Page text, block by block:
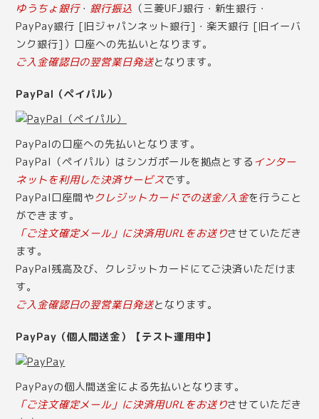
ゆうちょ銀行・ 銀行振込 （三菱UFJ銀行・新生銀行・
PayPay銀行 [旧ジャパンネット銀行]・楽天銀行 [旧イーバ
ンク銀行]）口座への先払いとなります。
ご入金確認日の翌営業日発送となります。
PayPal（ペイパル）
PayPalの口座への先払いとなります。
PayPal（ペイパル）はシンガポールを拠点とする インター
ネットを利用した決済サービスです。
PayPal口座間やクレジットカードでの送金/入金を行うこと
ができます。
「ご注文確定メール」に決済用URLをお送りさせていただき
ます。
PayPal残高及び、クレジットカードにてご決済いただけま
す。
ご入金確認日の翌営業日発送となります。
PayPay（個人間送金）【テスト運用中】
PayPayの個人間送金による先払いとなります。
「ご注文確定メール」に決済用URLをお送りさせていただき